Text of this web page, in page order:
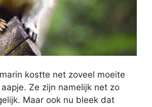
kostte net zoveel moeite
Ze zijn namelijk net zo
Maar ook nu bleek dat